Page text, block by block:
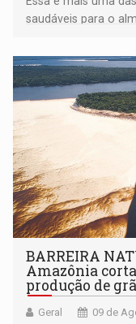
saudáveis para o
BARREIRA
Amazônia
produção de
Geral 09 de